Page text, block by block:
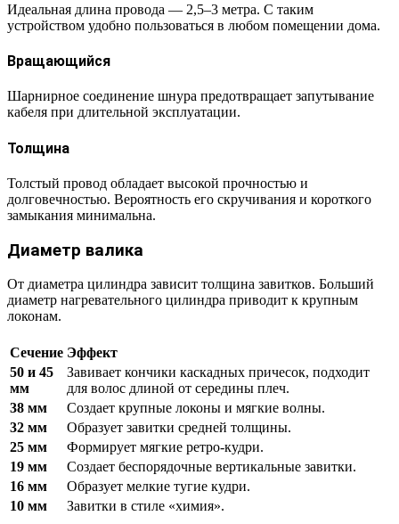
Идеальная длина провода — 2,5–3 метра. С таким
устройством удобно пользоваться в любом помещении дома.
Вращающийся
Шарнирное соединение шнура предотвращает запутывание
кабеля при длительной эксплуатации.
Толщина
Толстый провод обладает высокой прочностью и
долговечностью. Вероятность его скручивания и короткого
замыкания минимальна.
Диаметр валика
От диаметра цилиндра зависит толщина завитков. Больший
диаметр нагревательного цилиндра приводит к крупным
локонам.
Сечение Эффект
50 и 45
мм
Завивает кончики каскадных причесок, подходит
для волос длиной от середины плеч.
38 мм
Создает крупные локоны и мягкие волны.
32 мм
Образует завитки средней толщины.
25 мм
Формирует мягкие ретро-кудри.
19 мм
Создает беспорядочные вертикальные завитки.
16 мм
Образует мелкие тугие кудри.
10 мм
Завитки в стиле «химия».